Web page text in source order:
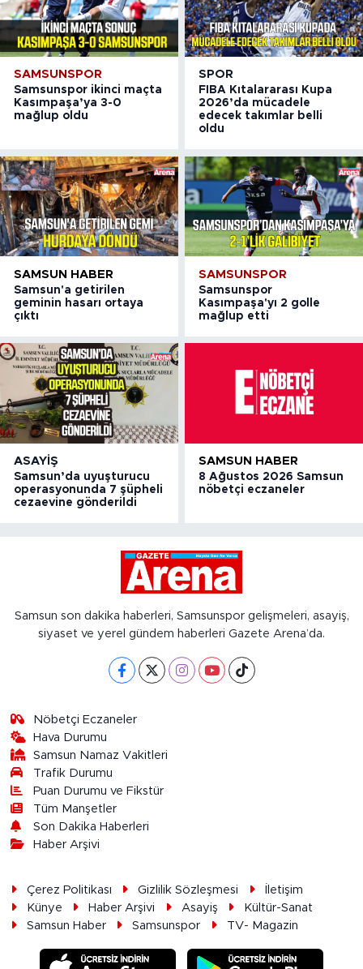
SAMSUNSPOR
Samsunspor ikinci maçta
Kasımpaşa’ya 3-0
mağlup oldu
SPOR
FIBA Kıtalararası Kupa
2026’da mücadele
edecek takımlar belli
oldu
SAMSUN HABER
Samsun'a getirilen
geminin hasarı ortaya
çıktı
SAMSUNSPOR
Samsunspor
Kasımpaşa'yı 2 golle
mağlup etti
ASAYIŞ
Samsun’da uyuşturucu
operasyonunda 7 şüpheli
cezaevine gönderildi
SAMSUN HABER
8 Ağustos 2026 Samsun
nöbetçi eczaneler
Samsun son dakika haberleri, Samsunspor gelişmeleri, asayiş,
siyaset ve yerel gündem haberleri Gazete Arena’da.
Nöbetçi Eczaneler
Hava Durumu
Samsun Namaz Vakitleri
Trafik Durumu
Puan Durumu ve Fikstür
Tüm Manşetler
Son Dakika Haberleri
Haber Arşivi
Çerez Politikası Gizlilik Sözleşmesi
İletişim
Künye
Haber Arşivi Asayiş
Kültür-Sanat
Samsun Haber
Samsunspor TV- Magazin